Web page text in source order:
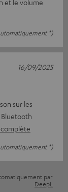
et le volume
*)
sur les
complète
*)
16/09/2025
par
DeepL